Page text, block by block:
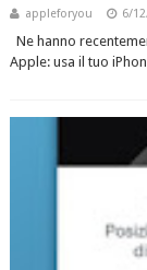
appleforyou 6/
Ne hanno
Apple: usa il tuo